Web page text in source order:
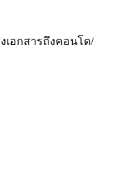
เอกสารถึงคอนโด/